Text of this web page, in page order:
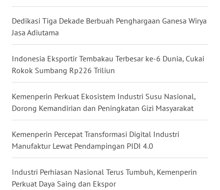
Dedikasi Tiga Dekade Berbuah Penghargaan Ganesa Wirya
Jasa Adiutama
Indonesia Eksportir Tembakau Terbesar ke-6 Dunia, Cukai
Rokok Sumbang Rp226 Triliun
Kemenperin Perkuat Ekosistem Industri Susu Nasional,
Dorong Kemandirian dan Peningkatan Gizi Masyarakat
Kemenperin Percepat Transformasi Digital Industri
Manufaktur Lewat Pendampingan PIDI 4.0
Industri Perhiasan Nasional Terus Tumbuh, Kemenperin
Perkuat Daya Saing dan Ekspor
WN
WN
KALSEL
WN
KALTIM
WN